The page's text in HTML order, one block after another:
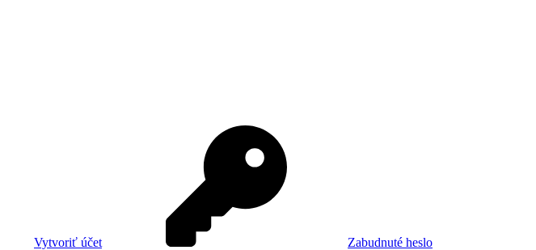
Vytvoriť účet Zabudnuté heslo